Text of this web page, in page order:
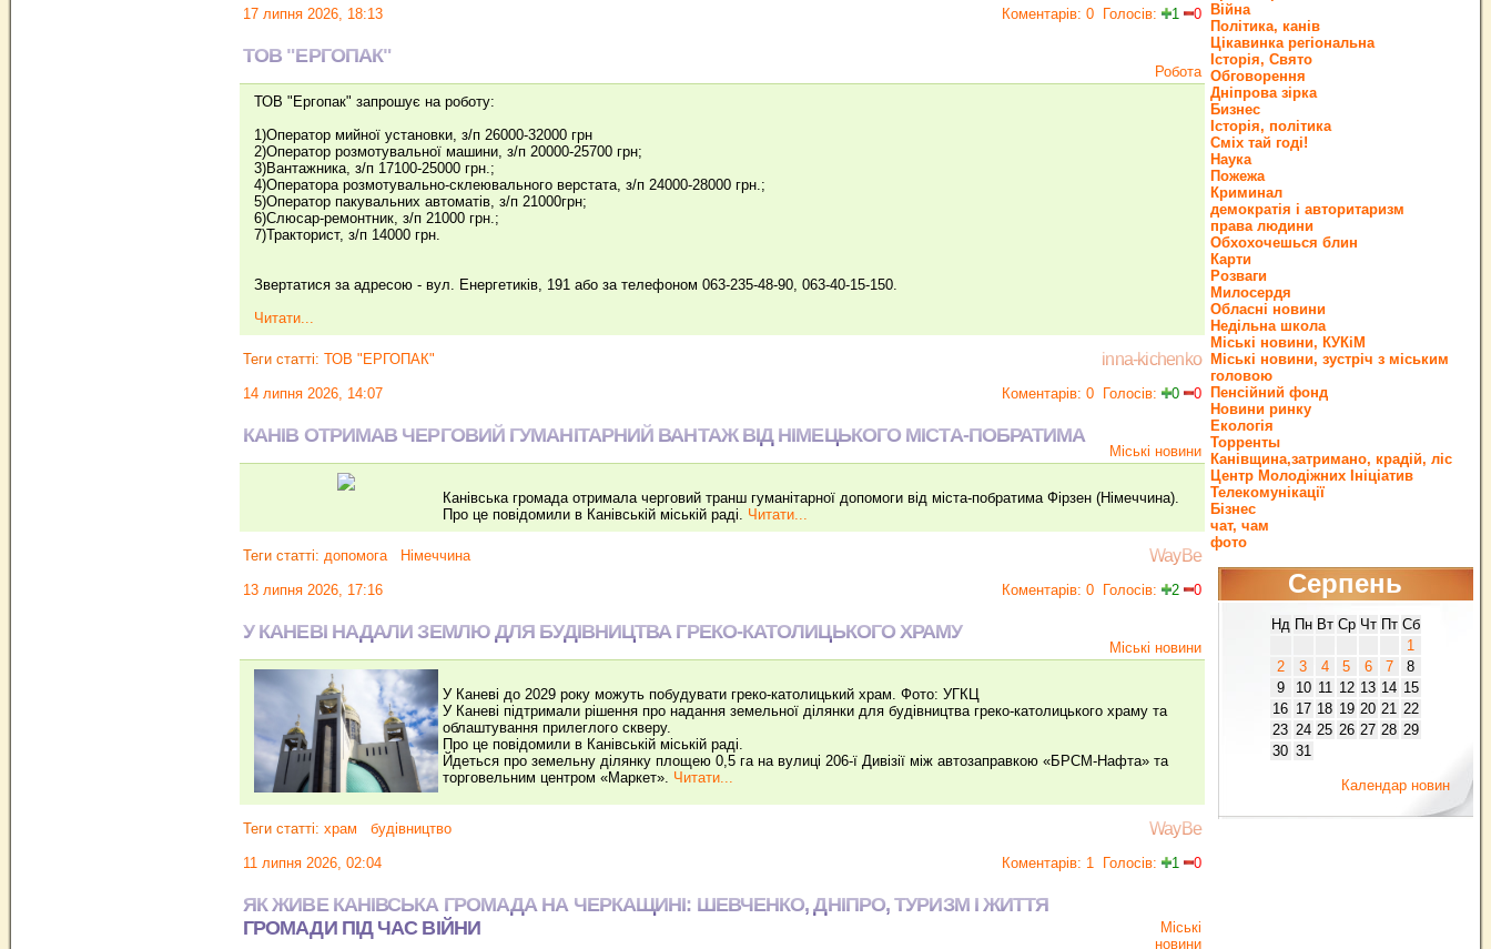
17 липня 2026, 18:13 Коментарів: 0 Голосів: 1 0
ТОВ "ЕРГОПАК"
Робота
ТОВ "Ергопак" запрошує на роботу:
1)Оператор мийної установки, з/п 26000-32000 грн
2)Оператор розмотувальної машини, з/п 20000-25700 грн;
3)Вантажника, з/п 17100-25000 грн.;
4)Оператора розмотувально-склеювального верстата, з/п 24000-28000 грн.;
5)Оператор пакувальних автоматів, з/п 21000грн;
6)Слюсар-ремонтник, з/п 21000 грн.;
7)Тракторист, з/п 14000 грн.
Звертатися за адресою - вул. Енергетиків, 191 або за телефоном 063-235-48-90, 063-40-15-150.
Читати...
Теги статті: ТОВ "ЕРГОПАК" inna-kichenko
14 липня 2026, 14:07 Коментарів: 0 Голосів: 0 0
КАНІВ ОТРИМАВ ЧЕРГОВИЙ ГУМАНІТАРНИЙ ВАНТАЖ ВІД НІМЕЦЬКОГО МІСТА-ПОБРАТИМА
Міські новини
Канівська громада отримала черговий транш гуманітарної допомоги від міста-побратима Фірзен (Німеччина).
Про це повідомили в Канівській міській раді. Читати...
Теги статті: допомога Німеччина WayBe
13 липня 2026, 17:16 Коментарів: 0 Голосів: 2 0
У КАНЕВІ НАДАЛИ ЗЕМЛЮ ДЛЯ БУДІВНИЦТВА ГРЕКО‐КАТОЛИЦЬКОГО ХРАМУ
Міські новини
У Каневі до 2029 року можуть побудувати греко‐католицький храм. Фото: УГКЦ
У Каневі підтримали рішення про надання земельної ділянки для будівництва греко‐католицького храму та
облаштування прилеглого скверу.
Про це повідомили в Канівській міській раді.
Йдеться про земельну ділянку площею 0,5 га на вулиці 206‐ї Дивізії між автозаправкою «БРСМ‐Нафта» та
торговельним центром «Маркет». Читати...
Теги статті: храм будівництво WayBe
11 липня 2026, 02:04 Коментарів: 1 Голосів: 1 0
ЯК ЖИВЕ КАНІВСЬКА ГРОМАДА НА ЧЕРКАЩИНІ: ШЕВЧЕНКО, ДНІПРО, ТУРИЗМ І ЖИТТЯ
ГРОМАДИ ПІД ЧАС ВІЙНИ
Міські
новини
Війна
Політика, канів
Цікавинка регіональна
Історія, Свято
Обговорення
Дніпрова зірка
Бизнес
Історія, політика
Сміх тай годі!
Наука
Пожежа
Криминал
демократія і авторитаризм
права людини
Обхохочешься блин
Карти
Розваги
Милосердя
Обласні новини
Недільна школа
Міські новини, КУКіМ
Міські новини, зустріч з міським
головою
Пенсійний фонд
Новини ринку
Екологія
Торренты
Канівщина,затримано, крадій, ліс
Центр Молодіжних Ініціатив
Телекомунікації
Бізнес
чат, чам
фото
Серпень
Нд Пн Вт Ср Чт Пт Сб
1
2
3 4 5 6 7
8
9
10 11 12 13 14 15
16 17 18 19 20 21 22
23 24 25 26 27 28 29
30 31
Календар новин